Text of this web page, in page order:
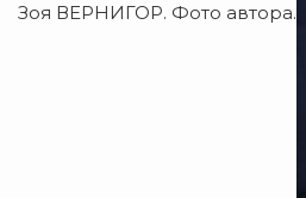
Зоя ВЕРНИГОР. Фото автора.